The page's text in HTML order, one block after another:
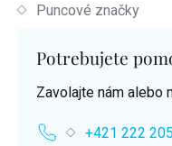
Puncové značky
Potrebujete
Zavolajte nám alebo
+421 222